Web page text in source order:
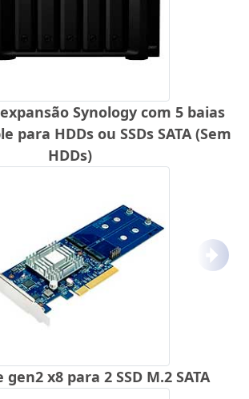
Synology com 5 baias
para HDDs ou SSDs SATA (Sem
HDDs)
gen2 x8 para 2 SSD M.2 SATA